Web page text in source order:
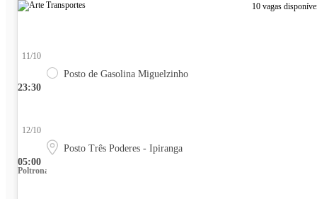
10 vagas
23:30
11/10
Posto de Gasolina Miguelzinho
05:00
12/10
Posto Três Poderes - Ipiranga
Poltrona